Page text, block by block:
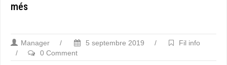
més
Manager / 5 septembre 2019 /
Fil info
/
0 Comment